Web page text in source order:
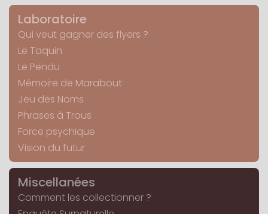
Laboratoire
Qui veut gagner des flyers ?
Le Taquin
Le Pendu
Mémoire de Marabout
Jeu des Noms
Phrases à Trous
Force psychique
Vision du futur
Miscellanées
Comment les collectionner ?